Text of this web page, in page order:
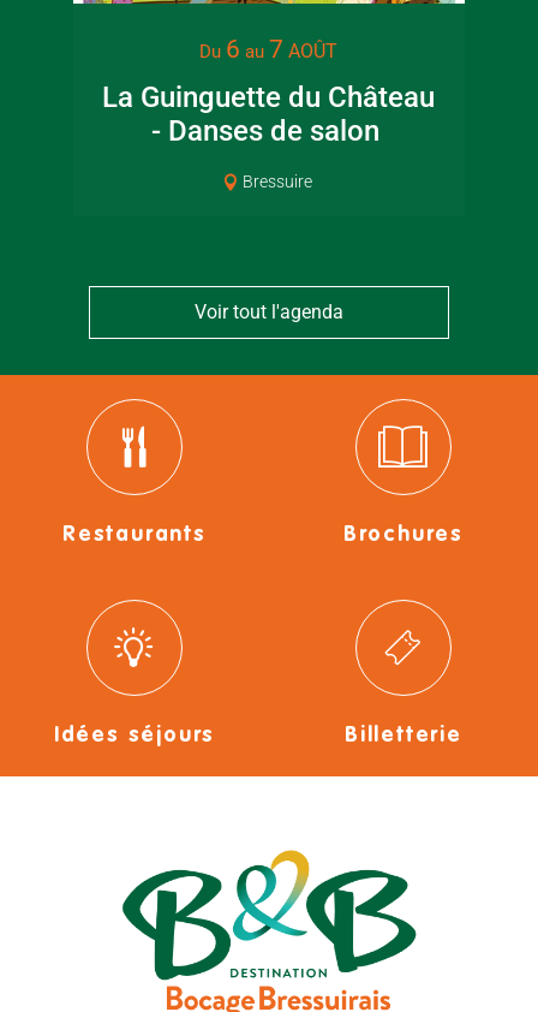
Du 6 au 7 AOÛT
La Guinguette du Château
- Danses de salon
Bressuire
Voir tout l'agenda
Restaurants Brochures
Idées séjours Billetterie